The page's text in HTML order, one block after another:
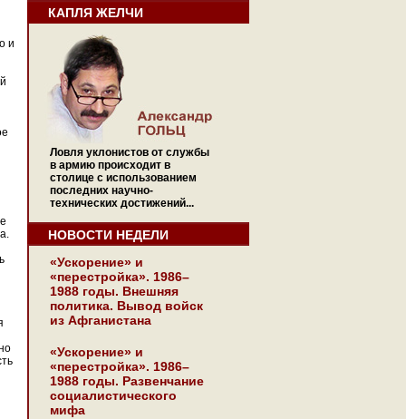
и
КАПЛЯ ЖЕЛЧИ
Ловля уклонистов от службы
в армию происходит в
столице с использованием
последних научно-
технических достижений...
НОВОСТИ НЕДЕЛИ
«Ускорение» и
«перестройка». 1986–
1988 годы. Внешняя
политика. Вывод войск
из Афганистана
«Ускорение» и
«перестройка». 1986–
1988 годы. Развенчание
социалистического
мифа